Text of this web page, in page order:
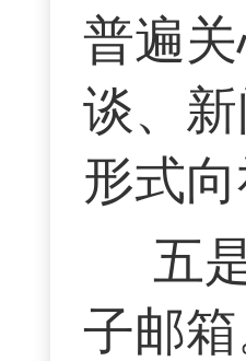
普遍
谈、
形式
五
子邮